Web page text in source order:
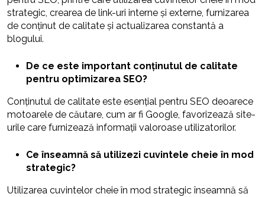
strategic, crearea de link-uri interne și externe, furnizarea
de conținut de calitate și actualizarea constantă a
blogului.
De ce este important conținutul de calitate
pentru optimizarea SEO?
Conținutul de calitate este esențial pentru SEO deoarece
motoarele de căutare, cum ar fi Google, favorizează site-
urile care furnizează informații valoroase utilizatorilor.
Ce înseamnă să utilizezi cuvintele cheie în mod
strategic?
Utilizarea cuvintelor cheie în mod strategic înseamnă să